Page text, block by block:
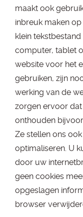
maakt ook
inbreuk maken
klein
computer, tablet
website voor het
gebruiken, zijn
werking van de
zorgen ervoor
onthouden
Ze stellen ons
optimaliseren. U
door uw
geen cookies
opgeslagen
browser